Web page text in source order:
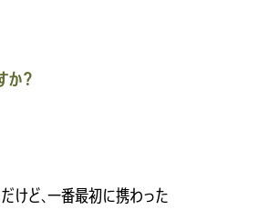
か？
けど、一番最初に携わった